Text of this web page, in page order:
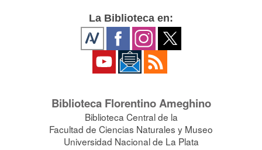
La Biblioteca en:
Biblioteca Florentino Ameghino
Biblioteca Central de la
Facultad de Ciencias Naturales y Museo
Universidad Nacional de La Plata